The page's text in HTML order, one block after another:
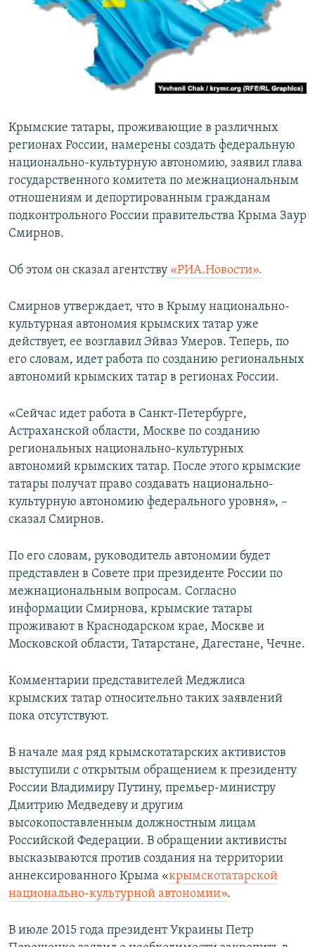
ПОБЕДИТЕЛЕЙ НЕ СУДЯТ?
КРЫМ.НЕПОКОРЕННЫЙ
УКРАИНСКАЯ ПРОБЛЕМА КРЫМА
ПРИСОЕДИНЯЙТЕСЬ!
Крымские татары, проживающие в различных
регионах России, намерены создать федеральную
национально-культурную автономию, заявил глава
государственного комитета по межнациональным
отношениям и депортированным гражданам
подконтрольного России правительства Крыма Заур
Смирнов.
Об этом он сказал агентству «РИА.Новости».
Смирнов утверждает, что в Крыму национально-
культурная автономия крымских татар уже
действует, ее возглавил Эйваз Умеров. Теперь, по
его словам, идет работа по созданию региональных
автономий крымских татар в регионах России.
«Сейчас идет работа в Санкт-Петербурге,
Астраханской области, Москве по созданию
региональных национально-культурных
автономий крымских татар. После этого крымские
татары получат право создавать национально-
культурную автономию федерального уровня», –
сказал Смирнов.
По его словам, руководитель автономии будет
представлен в Совете при президенте России по
межнациональным вопросам. Согласно
информации Смирнова, крымские татары
проживают в Краснодарском крае, Москве и
Московской области, Татарстане, Дагестане, Чечне.
Комментарии представителей Меджлиса
крымских татар относительно таких заявлений
пока отсутствуют.
В начале мая ряд крымскотатарских активистов
выступили с открытым обращением к президенту
России Владимиру Путину, премьер-министру
Дмитрию Медведеву и другим
высокопоставленным должностным лицам
Российской Федерации. В обращении активисты
высказываются против создания на территории
аннексированного Крыма «крымскотатарской
национально-культурной автономии».
В июле 2015 года президент Украины Петр